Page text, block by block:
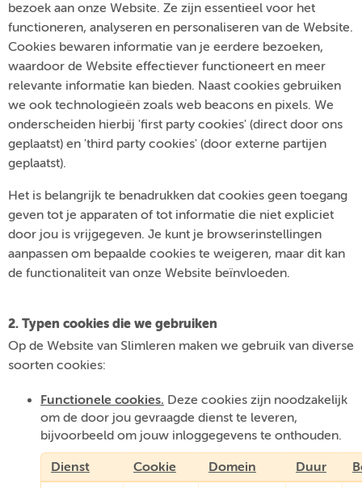
bezoek aan onze Website. Ze zijn essentieel voor het
functioneren, analyseren en personaliseren van de Website.
Cookies bewaren informatie van je eerdere bezoeken,
waardoor de Website effectiever functioneert en meer
relevante informatie kan bieden. Naast cookies gebruiken
we ook technologieën zoals web beacons en pixels. We
onderscheiden hierbij 'first party cookies' (direct door ons
geplaatst) en 'third party cookies' (door externe partijen
geplaatst).
Het is belangrijk te benadrukken dat cookies geen toegang
geven tot je apparaten of tot informatie die niet expliciet
door jou is vrijgegeven. Je kunt je browserinstellingen
aanpassen om bepaalde cookies te weigeren, maar dit kan
de functionaliteit van onze Website beïnvloeden.
2. Typen cookies die we gebruiken
Op de Website van Slimleren maken we gebruik van diverse
soorten cookies:
Functionele cookies. Deze cookies zijn noodzakelijk
om de door jou gevraagde dienst te leveren,
bijvoorbeeld om jouw inloggegevens te onthouden.
Dienst Cookie Domein Duur